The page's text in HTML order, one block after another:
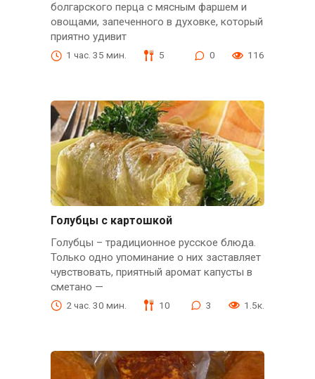
болгарского перца с мясным фаршем и
овощами, запеченного в духовке, который
приятно удивит
1 час. 35 мин. 5 0 116
Голубцы с картошкой
Голубцы – традиционное русское блюда.
Только одно упоминание о них заставляет
чувствовать, приятный аромат капусты в
сметано —
2 час. 30 мин. 10 3 1.5к.